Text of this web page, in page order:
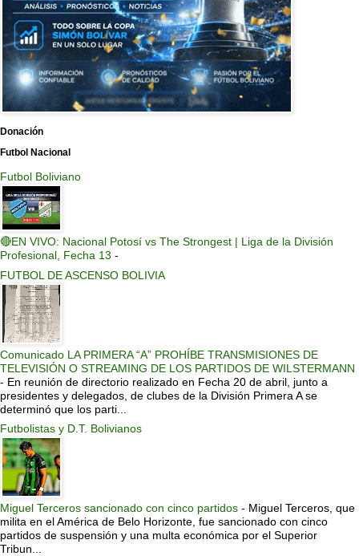
Donación
Futbol Nacional
Futbol Boliviano
🔴EN VIVO: Nacional Potosí vs The Strongest | Liga de la División
Profesional, Fecha 13 -
FUTBOL DE ASCENSO BOLIVIA
Comunicado LA PRIMERA “A” PROHÍBE TRANSMISIONES DE
TELEVISIÓN O STREAMING DE LOS PARTIDOS DE WILSTERMANN
- En reunión de directorio realizado en Fecha 20 de abril, junto a
presidentes y delegados, de clubes de la División Primera A se
determinó que los parti...
Futbolistas y D.T. Bolivianos
Miguel Terceros sancionado con cinco partidos - Miguel Terceros, que
milita en el América de Belo Horizonte, fue sancionado con cinco
partidos de suspensión y una multa económica por el Superior
Tribun...